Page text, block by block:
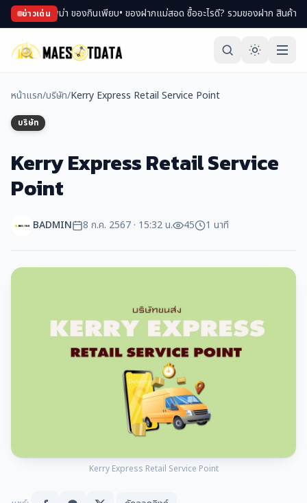
ข่าวเด่น
ปของพม่า ของกินเพียบ• ของฝากแม่สอด ซื้ออะไรดี? รวมของฝาก สินค้า OTOP
หน้าแรก/บริษัท/Kerry Express Retail Service Point
บริษัท
Kerry Express Retail Service
Point
BADMIN 8 ก.ค. 2567 · 15:32 น. 45 1 นาที
Kerry Express Retail Service Point